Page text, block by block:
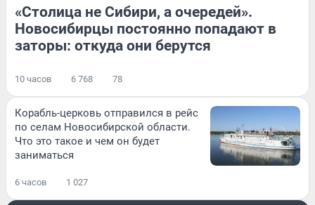
«Столица не Сибири, а очередей».
Новосибирцы постоянно попадают в
заторы: откуда они берутся
10 часов 6 768 78
Корабль-церковь отправился в рейс
по селам Новосибирской области.
Что это такое и чем он будет
заниматься
6 часов 1 027